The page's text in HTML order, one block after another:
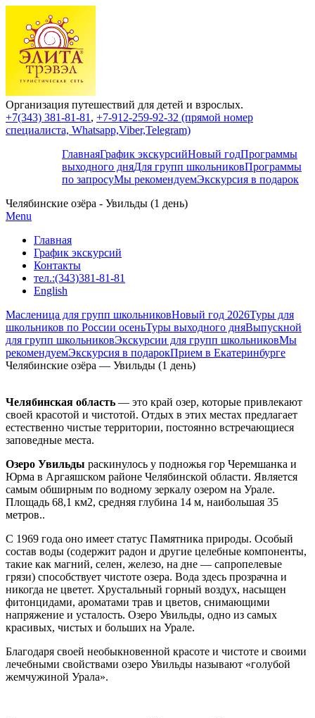
Организация путешествий для детей и взрослых.
+7(343) 381-81-81 , +7-912-259-92-32 (прямой номер
специалиста, Whatsapp,Viber,Telegram)
ГлавнаяГрафик экскурсийНовый годПрограммы
выходного дняДля групп школьниковПрограммы
по запросуМы рекомендуемЭкскурсия в подарок
Челябинские озёра - Увильды (1 день)
Menu
Главная
График экскурсий
Контакты
тел.:(343)381-81-81
English
Масленица для групп школьниковНовый год 2026Туры для
школьников по России осеньТуры выходного дняВыпускной
для групп школьниковЭкскурсии для групп школьниковМы
рекомендуемЭкскурсия в подарокПрием в Екатеринбурге
Челябинские озёра — Увильды (1 день)
Челябинская область — это край озер, которые привлекают
своей красотой и чистотой. Отдых в этих местах предлагает
естественно чистые территории, постоянно встречающиеся
заповедные места.
Озеро Увильды раскинулось у подножья гор Черемшанка и
Юрма в Аргаяшском районе Челябинской области. Является
самым обширным по водному зеркалу озером на Урале.
Площадь 68,1 км2, средняя глубина 14 м, наибольшая 35
метров..
С 1969 года оно имеет статус Памятника природы. Особый
состав воды (содержит радон и другие целебные компоненты,
такие как магний, селен, железо, на дне — сапропелевые
грязи) способствует чистоте озера. Вода здесь прозрачна и
никогда не цветет. Хрустальный горный воздух, насыщен
фитонцидами, ароматами трав и цветов, снимающими
напряжение и усталость. Озеро Увильды, одно из самых
красивых, чистых и больших на Урале.
Благодаря своей необыкновенной красоте и чистоте и своими
лечебными свойствами озеро Увильды называют «голубой
жемчужиной Урала».